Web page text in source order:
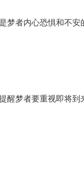
梦者内心恐惧和不安
醒梦者要重视即将到